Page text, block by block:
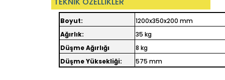
Boyut:
1200x350x200 mm
Ağırlık:
35 kg
Düşme Ağırlığı
8 kg
Düşme Yüksekliği:
575 mm